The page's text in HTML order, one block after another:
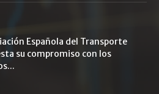
Española del Transporte
su compromiso con los